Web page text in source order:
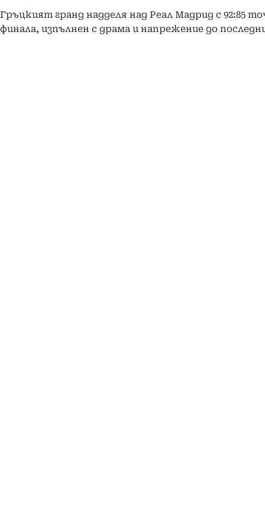
Гръцкият гранд надделя над Реал Мадрид с 92:85
финала, изпълнен с драма и напрежение до